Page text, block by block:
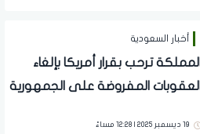
أخبار السعودية
المملكة ترحب بقرار أمريكا بإلغاء
العقوبات المفروضة على الجمهورية
19 ديسمبر 2025 | 12:28 مساءً